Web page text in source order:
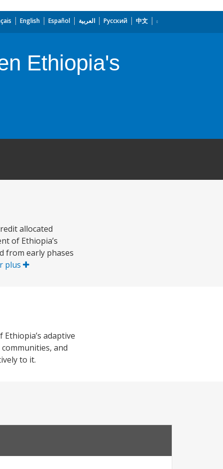
English Español العربية Русский 中文
Ethiopia's
allocated
of Ethiopia’s
from early phases
plus
adaptive
and
to it.